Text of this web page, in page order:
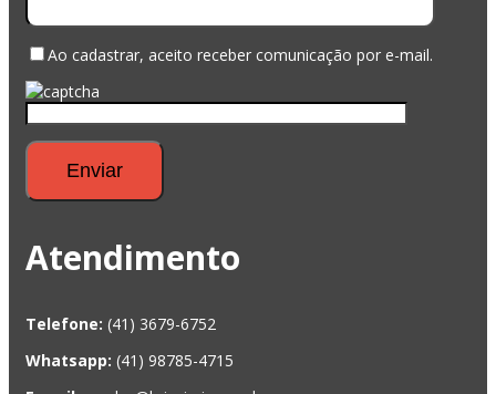
Ao cadastrar, aceito receber comunicação por e-mail.
Atendimento
Telefone: (41) 3679-6752
Whatsapp: (41) 98785-4715